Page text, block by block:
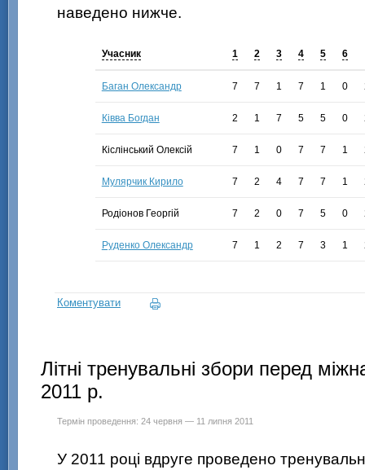
наведено нижче.
Учасник 1 2 3 4 5 6
Баган Олександр 7 7 1 7 1 0
Ківва Богдан 2 1 7 5 5 0
Кіслінський Олексій 7 1 0 7 7 1
Мулярчик Кирило 7 2 4 7 7 1
Родіонов Георгій 7 2 0 7 5 0
Руденко Олександр 7 1 2 7 3 1
Коментувати
Літні тренувальні збори перед
2011 р.
Термін проведення: 24 червня — 11 липня 2011
У 2011 році вдруге проведено